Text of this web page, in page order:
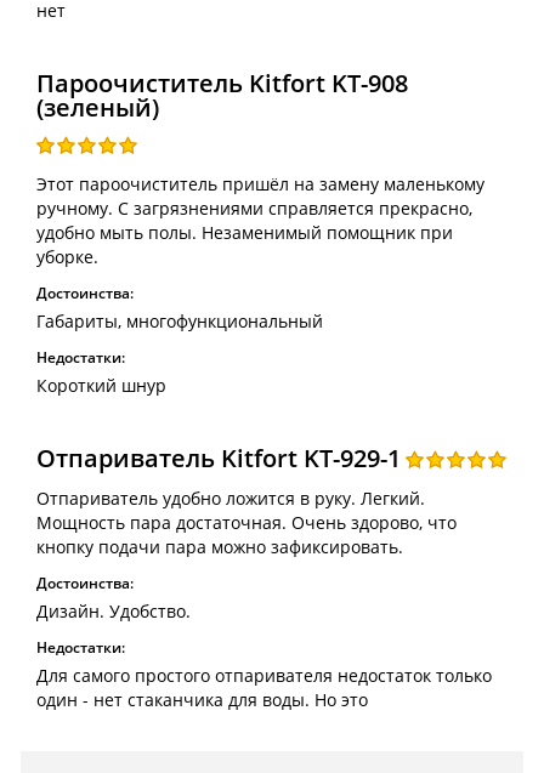
нет
Пароочиститель Kitfort KT-908
(зеленый)
Этот пароочиститель пришёл на замену маленькому
ручному. С загрязнениями справляется прекрасно,
удобно мыть полы. Незаменимый помощник при
уборке.
Достоинства:
Габариты, многофункциональный
Недостатки:
Короткий шнур
Отпариватель Kitfort KT-929-1
Отпариватель удобно ложится в руку. Легкий.
Мощность пара достаточная. Очень здорово, что
кнопку подачи пара можно зафиксировать.
Достоинства:
Дизайн. Удобство.
Недостатки:
Для самого простого отпаривателя недостаток только
один - нет стаканчика для воды. Но это